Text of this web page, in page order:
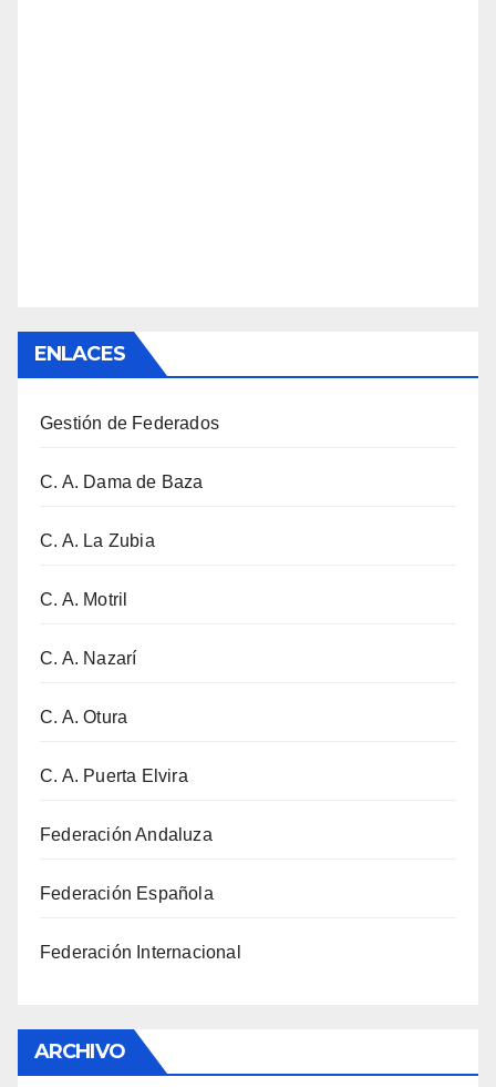
ENLACES
Gestión de Federados
C. A. Dama de Baza
C. A. La Zubia
C. A. Motril
C. A. Nazarí
C. A. Otura
C. A. Puerta Elvira
Federación Andaluza
Federación Española
Federación Internacional
ARCHIVO